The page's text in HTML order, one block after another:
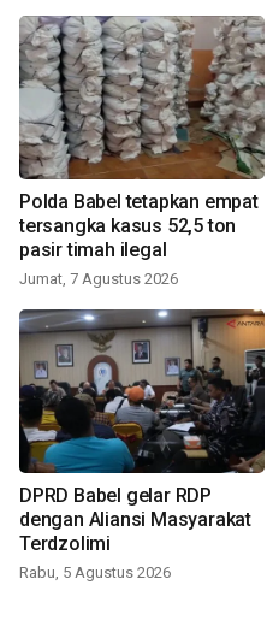
Polda Babel tetapkan empat
tersangka kasus 52,5 ton
pasir timah ilegal
Jumat, 7 Agustus 2026
DPRD Babel gelar RDP
dengan Aliansi Masyarakat
Terdzolimi
Rabu, 5 Agustus 2026